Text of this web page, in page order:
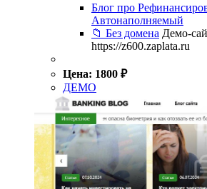
Блог про
Автонаполняемый
📁 Без домена Демо-
https://z600.zaplata.ru
Цена: 1800 ₽
ДЕМО